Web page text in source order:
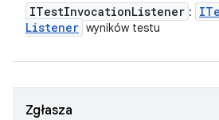
ITestInvocationListener :
Listener wyników testu
Zgłasza